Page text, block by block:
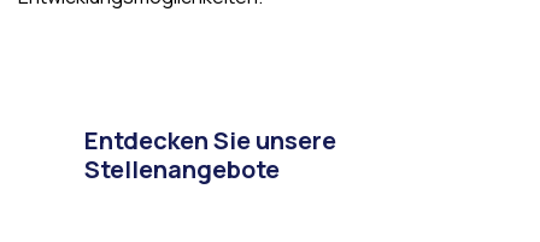
Entdecken Sie unsere
Stellenangebote